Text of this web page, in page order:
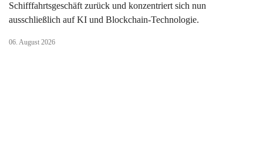
Schifffahrtsgeschäft zurück und konzentriert sich nun
ausschließlich auf KI und Blockchain-Technologie.
06. August 2026